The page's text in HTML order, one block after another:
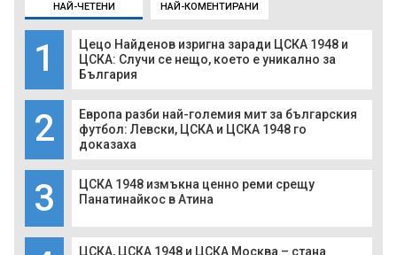
НАЙ-ЧЕТЕНИ НАЙ-КОМЕНТИРАНИ
1
Цецо Найденов изригна заради ЦСКА 1948 и
ЦСКА: Случи се нещо, което е уникално за
България
2
Европа разби най-големия мит за българския
футбол: Левски, ЦСКА и ЦСКА 1948 го
доказаха
3
ЦСКА 1948 измъкна ценно реми срещу
Панатинайкос в Атина
ЦСКА, ЦСКА 1948 и ЦСКА Москва – стана